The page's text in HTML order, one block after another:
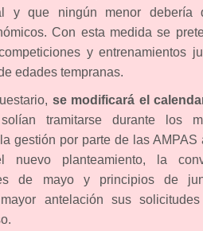
y que ningún menor debería
Con esta medida se
y entrenamientos
edades tempranas.
se modificará el
tramitarse durante los
gestión por parte de las
planteamiento, la
de mayo y principios de
antelación sus